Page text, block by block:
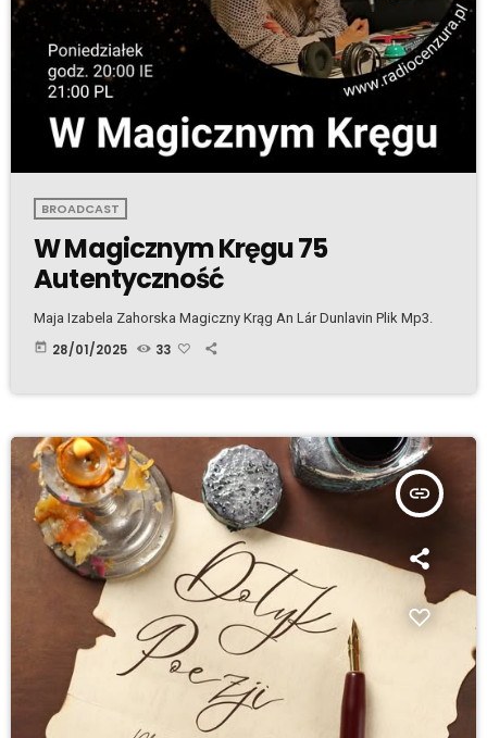
BROADCAST
W Magicznym Kręgu 75
Autentyczność
Maja Izabela Zahorska Magiczny Krąg An Lár Dunlavin Plik Mp3.
today 28/01/2025 33
insert_link